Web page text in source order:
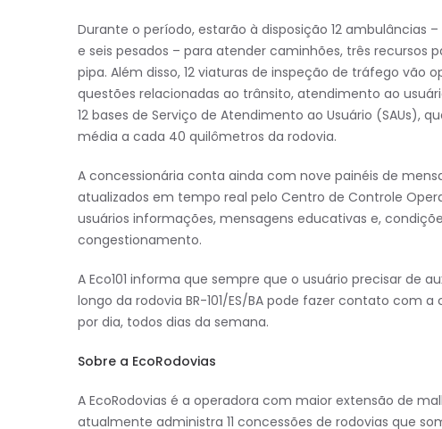
Durante o período, estarão à disposição 12 ambulâncias
e seis pesados – para atender caminhões, três recursos
pipa. Além disso, 12 viaturas de inspeção de tráfego vão
questões relacionadas ao trânsito, atendimento ao
12 bases de Serviço de Atendimento ao Usuário (SAUs),
média a cada 40 quilômetros da rodovia.
A concessionária conta ainda com nove painéis de
atualizados em tempo real pelo Centro de Controle
usuários informações, mensagens educativas e,
congestionamento.
A Eco101 informa que sempre que o usuário precisar de
longo da rodovia BR-101/ES/BA pode fazer contato com a
por dia, todos dias da semana.
Sobre a EcoRodovias
A EcoRodovias é a operadora com maior extensão de
atualmente administra 11 concessões de rodovias que